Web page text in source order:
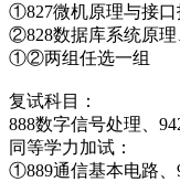
①827微机原理与接口
②828数据库系统原理
①②两组任选一组
复试科目：
888数字信号处理、
同等学力加试：
①889通信基本电路、